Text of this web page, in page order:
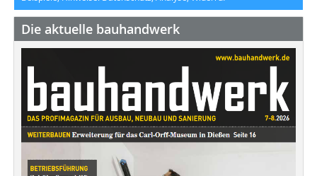
Die aktuelle bauhandwerk